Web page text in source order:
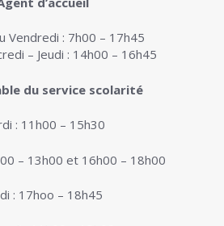
Vendredi : 7h00 – 17h45
– Jeudi : 14h00 – 16h45
du service scolarité
: 11h00 – 15h30
– 13h00 et 16h00 – 18h00
: 17hoo – 18h45